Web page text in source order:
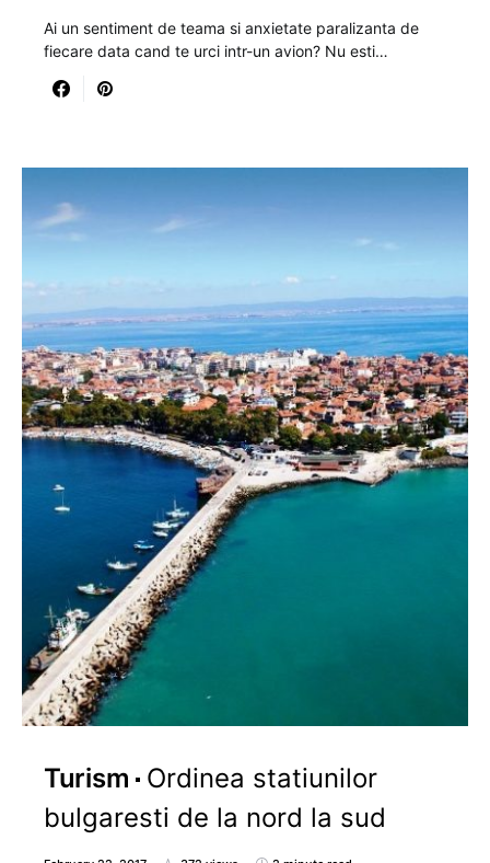
Ai un sentiment de teama si anxietate paralizanta de
fiecare data cand te urci intr-un avion? Nu esti…
Turism
Ordinea statiunilor
bulgaresti de la nord la sud